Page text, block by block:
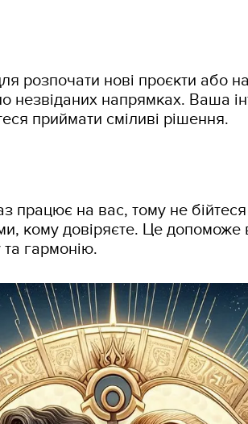
розпочати нові проєкти або
незвіданих напрямках. Ваша
приймати сміливі рішення.
працює на вас, тому не бійтеся
кому довіряєте. Це допоможе
гармонію.